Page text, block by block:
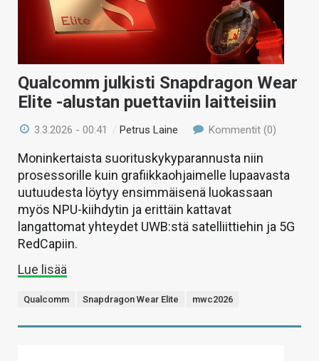
Qualcomm julkisti Snapdragon Wear
Elite -alustan puettaviin laitteisiin
3.3.2026 - 00:41 /Petrus Laine Kommentit (0)
Moninkertaista suorituskykyparannusta niin
prosessorille kuin grafiikkaohjaimelle lupaavasta
uutuudesta löytyy ensimmäisenä luokassaan
myös NPU-kiihdytin ja erittäin kattavat
langattomat yhteydet UWB:stä satelliittiehin ja 5G
RedCapiin.
Lue lisää
Qualcomm Snapdragon Wear Elite mwc2026